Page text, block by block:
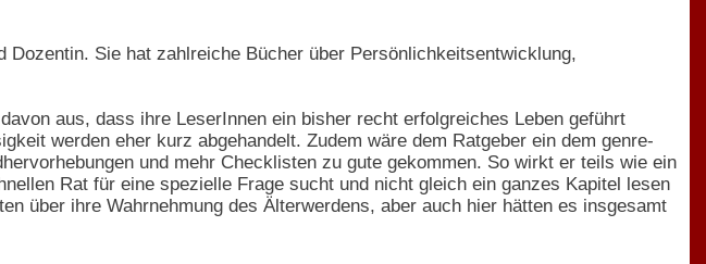
Sie hat zahlreiche Bücher über Persönlichkeitsentwicklung,
aus, dass ihre LeserInnen ein bisher recht erfolgreiches Leben geführt
werden eher kurz abgehandelt. Zudem wäre dem Ratgeber ein dem genre-
und mehr Checklisten zu gute gekommen. So wirkt er teils wie ein
Rat für eine spezielle Frage sucht und nicht gleich ein ganzes Kapitel lesen
über ihre Wahrnehmung des Älterwerdens, aber auch hier hätten es insgesamt